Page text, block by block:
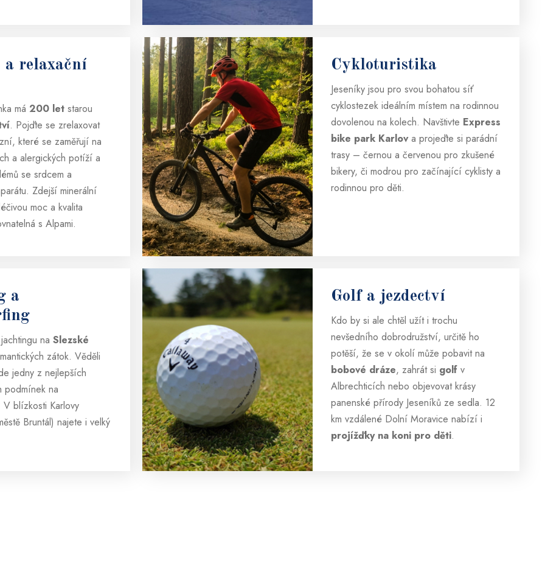
a relaxační
má 200 let starou
. Pojďte se zrelaxovat
které se zaměřují na
a alergických potíží a
se srdcem a
Zdejší minerální
moc a kvalita
s Alpami.
Cykloturistika
Jeseníky jsou pro svou bohatou síť
cyklostezek ideálním místem na rodinnou
dovolenou na kolech. Navštivte Express
bike park Karlova projeďte si parádní
trasy – černou a červenou pro zkušené
bikery, či modrou pro začínající cyklisty a
rodinnou pro děti.
a
na Slezské
zátok. Věděli
jedny z nejlepších
podmínek na
V blízkosti Karlovy
Bruntál) najete i velký
Golf a jezdectví
Kdo by si ale chtěl užít i trochu
nevšedního dobrodružství, určitě ho
potěší, že se v okolí může pobavit na
bobové dráze, zahrát si golf v
Albrechticích nebo objevovat krásy
panenské přírody Jeseníků ze sedla. 12
km vzdálené Dolní Moravice nabízí i
projížďky na koni pro děti.